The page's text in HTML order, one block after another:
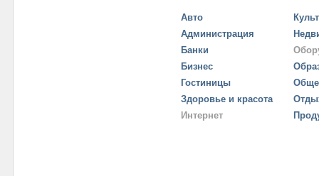
Авто
Администрация
Банки
Бизнес
Гостиницы
Здоровье и красота
Интернет